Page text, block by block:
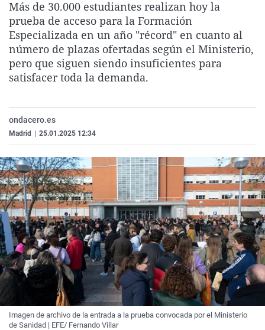
La rosa de los vientos
Gente viajera
Como el perro y el
Caso
Retornados
Equipo de
Operación Viuda
Extremadura
Galicia
La Rioja
Navarra
Virales
Televisión
Elecciones
Más de 30.000 estudiantes realizan hoy la
prueba de acceso para la Formación
Especializada en un año "récord" en cuanto al
número de plazas ofertadas según el Ministerio,
pero que siguen siendo insuficientes para
satisfacer toda la demanda.
ondacero.es
Madrid 25.01.2025 12:34
Imagen de archivo de la entrada a la prueba convocada por el Ministerio
de Sanidad | EFE/ Fernando Villar